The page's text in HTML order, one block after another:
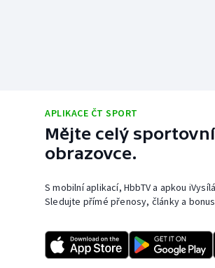
APLIKACE ČT SPORT
Mějte celý
obrazovce.
S mobilní aplikací, HbbTV a apkou
Sledujte přímé přenosy, články a